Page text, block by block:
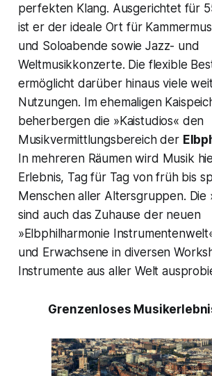
perfekten Klang. Ausgerichtet für
ist er der ideale Ort für
und Soloabende sowie Jazz- und
Weltmusikkonzerte. Die flexible
ermöglicht darüber hinaus viele
Nutzungen. Im ehemaligen
beherbergen die »Kaistudios« den
Musikvermittlungsbereich der
In mehreren Räumen wird Musik
Erlebnis, Tag für Tag von früh bis
Menschen aller Altersgruppen. Die
sind auch das Zuhause der neuen
»Elbphilharmonie
und Erwachsene in diversen
Instrumente aus aller Welt
Grenzenloses